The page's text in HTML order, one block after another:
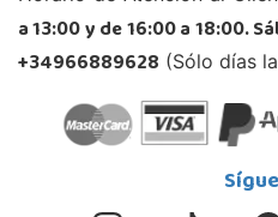
a 13:00 y de 16:00 a 18:00.
+34966889628 (Sólo días